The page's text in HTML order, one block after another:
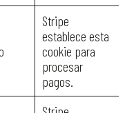
Stripe
establece esta
cookie para
procesar
pagos.